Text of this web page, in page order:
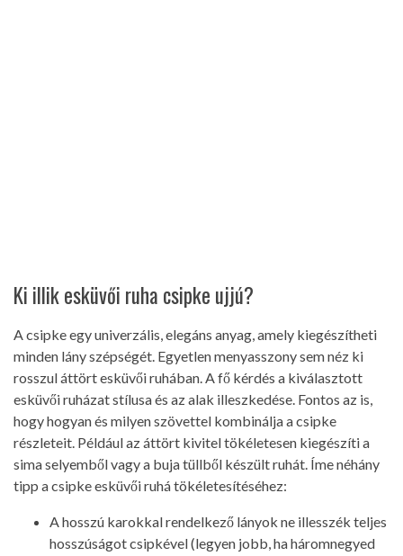
Ki illik esküvői ruha csipke ujjú?
A csipke egy univerzális, elegáns anyag, amely kiegészítheti
minden lány szépségét. Egyetlen menyasszony sem néz ki
rosszul áttört esküvői ruhában. A fő kérdés a kiválasztott
esküvői ruházat stílusa és az alak illeszkedése. Fontos az is,
hogy hogyan és milyen szövettel kombinálja a csipke
részleteit. Például az áttört kivitel tökéletesen kiegészíti a
sima selyemből vagy a buja tüllből készült ruhát. Íme néhány
tipp a csipke esküvői ruhá tökéletesítéséhez:
A hosszú karokkal rendelkező lányok ne illesszék teljes
hosszúságot csipkével (legyen jobb, ha háromnegyed